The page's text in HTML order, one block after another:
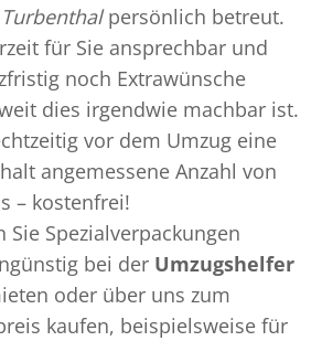
persönlich betreut.
für Sie ansprechbar und
noch Extrawünsche
dies irgendwie machbar ist.
vor dem Umzug eine
angemessene Anzahl von
– kostenfrei!
Sie Spezialverpackungen
bei der Umzugshelfer
oder über uns zum
kaufen, beispielsweise für